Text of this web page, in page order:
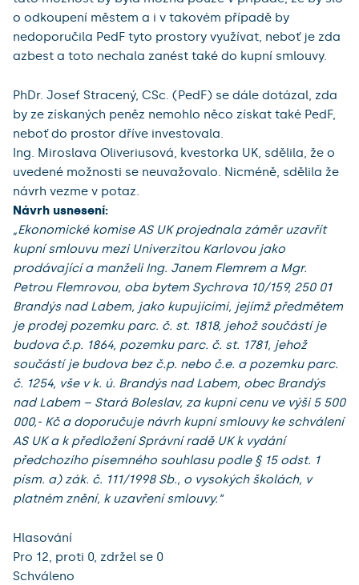
o odkoupení městem a i v takovém případě by
nedoporučila PedF tyto prostory využívat, neboť je zda
azbest a toto nechala zanést také do kupní smlouvy.
PhDr. Josef Stracený, CSc. (PedF) se dále dotázal, zda
by ze získaných peněz nemohlo něco získat také PedF,
neboť do prostor dříve investovala.
Ing. Miroslava Oliveriusová, kvestorka UK, sdělila, že o
uvedené možnosti se neuvažovalo. Nicméně, sdělila že
návrh vezme v potaz.
Návrh usnesení:
„Ekonomické komise AS UK projednala záměr uzavřít
kupní smlouvu mezi Univerzitou Karlovou jako
prodávající a manželi Ing. Janem Flemrem a Mgr.
Petrou Flemrovou, oba bytem Sychrova 10/159, 250 01
Brandýs nad Labem, jako kupujícími, jejímž předmětem
je prodej pozemku parc. č. st. 1818, jehož součástí je
budova č.p. 1864, pozemku parc. č. st. 1781, jehož
součástí je budova bez č.p. nebo č.e. a pozemku parc.
č. 1254, vše v k. ú. Brandýs nad Labem, obec Brandýs
nad Labem – Stará Boleslav, za kupní cenu ve výši 5 500
000,- Kč a doporučuje návrh kupní smlouvy ke schválení
AS UK a k předložení Správní radě UK k vydání
předchozího písemného souhlasu podle § 15 odst. 1
písm. a) zák. č. 111/1998 Sb., o vysokých školách, v
platném znění, k uzavření smlouvy.“
Hlasování
Pro 12, proti 0, zdržel se 0
Schváleno